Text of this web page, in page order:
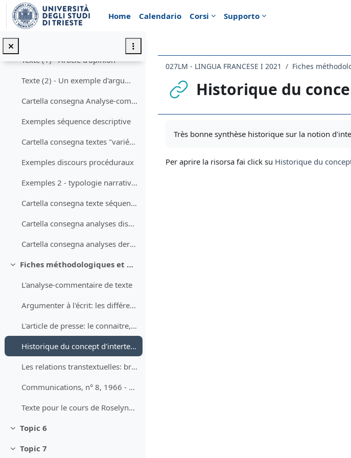
Vai al contenuto principale
Home
Calendario Corsi Supporto
J.-M. Adam, Les Textes: types et prototypes. 3ème éd.
Minimizza
Texte (1) - Article d'opinion
Texte (2) - Un exemple d'argumentation démonstrative
Cartella consegna Analyse-commentaire Texte "Le tourisme"
Exemples séquence descriptive
Cartella consegna textes "variétés français" et "Yves Paccalet"
Exemples discours procéduraux
Exemples 2 - typologie narrative et info-explicative
Cartella consegna texte séquence descriptive
Cartella consegna analyses discours procéduraux
Cartella consegna analyses derniers textes (ex. narratif et ex. info-explicatif)
Minimizza
Fiches méthodologiques et matériels divers (pour approfondir les sujets abordés pendant le cours)
L'analyse-commentaire de texte
Argumenter à l'écrit: les différents plans, l'introduction et la conclusion
L'article de presse: le connaitre, le comprendre, l'apprendre
Historique du concept d'intertextualité
Les relations transtextuelles: bref aperçu
Communications, n° 8, 1966 - L'analyse structurale du récit
Texte pour le cours de Roselyne Koren du 13/04/2022
Minimizza
Topic 6
Minimizza
Topic 7
027LM - LINGUA FRANCESE I 2021
Historique du
Très bonne synthèse historique sur la notion
Per aprire la risorsa fai click su Historique du